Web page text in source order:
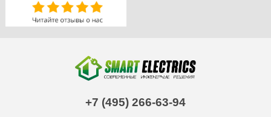
+7 (495) 266-63-94